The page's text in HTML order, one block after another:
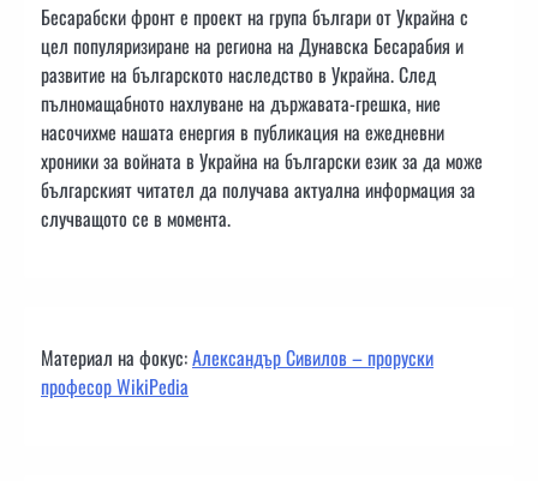
Бесарабски фронт е проект на група българи от Украйна с
цел популяризиране на региона на Дунавска Бесарабия и
развитие на българското наследство в Украйна. След
пълномащабното нахлуване на държавата-грешка, ние
насочихме нашата енергия в публикация на ежедневни
хроники за войната в Украйна на български език за да може
българският читател да получава актуална информация за
случващото се в момента.
Материал на фокус:Александър Сивилов – проруски
професор WikiPedia